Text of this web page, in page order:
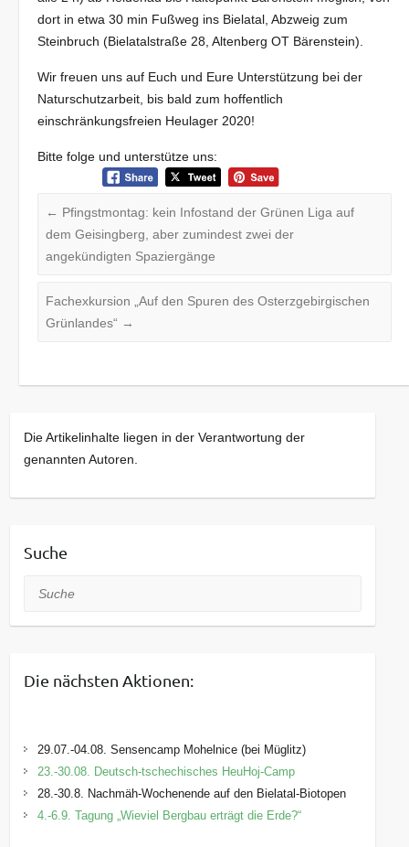
dort in etwa 30 min Fußweg ins Bielatal, Abzweig zum
Steinbruch (Bielatalstraße 28, Altenberg OT Bärenstein).
Wir freuen uns auf Euch und Eure Unterstützung bei der
Naturschutzarbeit, bis bald zum hoffentlich
einschränkungsfreien Heulager 2020!
Bitte folge und unterstütze uns:
← Pfingstmontag: kein Infostand der Grünen Liga auf
dem Geisingberg, aber zumindest zwei der
angekündigten Spaziergänge
Fachexkursion „Auf den Spuren des Osterzgebirgischen
Grünlandes“ →
Die Artikelinhalte liegen in der Verantwortung der
genannten Autoren.
Suche
Suche
Die nächsten Aktionen:
29.07.-04.08. Sensencamp Mohelnice (bei Müglitz)
23.-30.08. Deutsch-tschechisches HeuHoj-Camp
28.-30.8. Nachmäh-Wochenende auf den Bielatal-Biotopen
4.-6.9. Tagung „Wieviel Bergbau erträgt die Erde?“